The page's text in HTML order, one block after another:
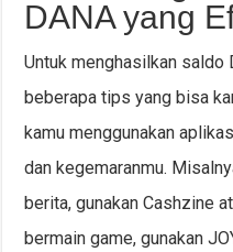
DANA yang
Untuk menghasilkan saldo
beberapa tips yang bisa
kamu menggunakan
dan kegemaranmu.
berita, gunakan Cashzine
bermain game, gunakan